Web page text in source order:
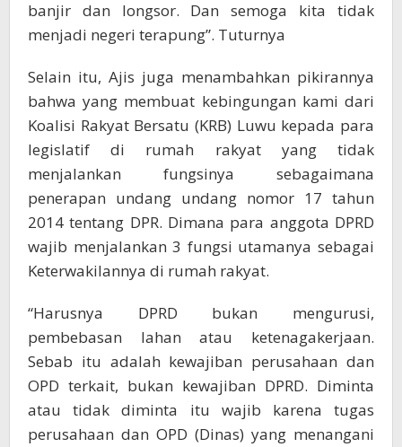
banjir dan longsor. Dan semoga kita tidak
menjadi negeri terapung”. Tuturnya
Selain itu, Ajis juga menambahkan pikirannya
bahwa yang membuat kebingungan kami dari
Koalisi Rakyat Bersatu (KRB) Luwu kepada para
legislatif di rumah rakyat yang tidak
menjalankan fungsinya sebagaimana
penerapan undang undang nomor 17 tahun
2014 tentang DPR. Dimana para anggota DPRD
wajib menjalankan 3 fungsi utamanya sebagai
Keterwakilannya di rumah rakyat.
“Harusnya DPRD bukan mengurusi,
pembebasan lahan atau ketenagakerjaan.
Sebab itu adalah kewajiban perusahaan dan
OPD terkait, bukan kewajiban DPRD. Diminta
atau tidak diminta itu wajib karena tugas
perusahaan dan OPD (Dinas) yang menangani